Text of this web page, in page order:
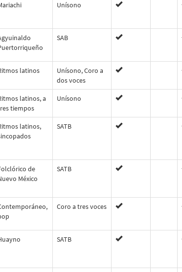
Unísono
SAB
latinos
Unísono, Coro a
dos voces
latinos, a
tiempos
Unísono
latinos,
SATB
de
México
SATB
Coro a tres voces
SATB